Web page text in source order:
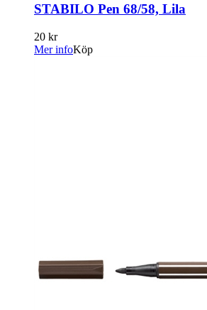
STABILO Pen 68/58, Lila
20 kr
Mer infoKöp